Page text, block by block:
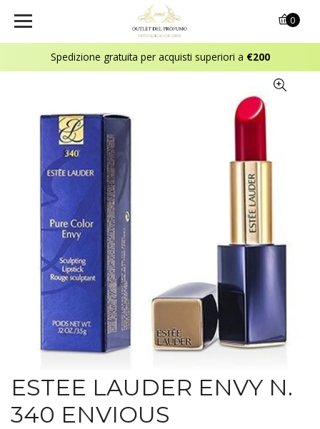
Spedizione gratuita per acquisti superiori a €200
0
ESTEE LAUDER ENVY N.
340 ENVIOUS